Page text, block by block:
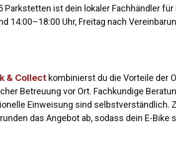
ist dein lokaler Fachhändler
14:00–18:00 Uhr, Freitag nach
& Collect kombinierst du die Vorteile der
Betreuung vor Ort. Fachkundige
Einweisung sind selbstverständlich.
das Angebot ab, sodass dein E-Bike